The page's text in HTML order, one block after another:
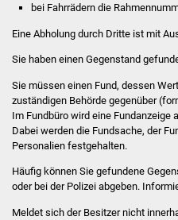
bei Fahrrädern die
Eine Abholung durch Dritte ist mit
Sie haben einen Gegenstand
Sie müssen einen Fund, dessen
zuständigen Behörde gegenüber
Im Fundbüro wird eine Fundanzeige
Dabei werden die Fundsache, der
Personalien festgehalten.
Häufig können Sie gefundene
oder bei der Polizei abgeben.
Meldet sich der Besitzer nicht